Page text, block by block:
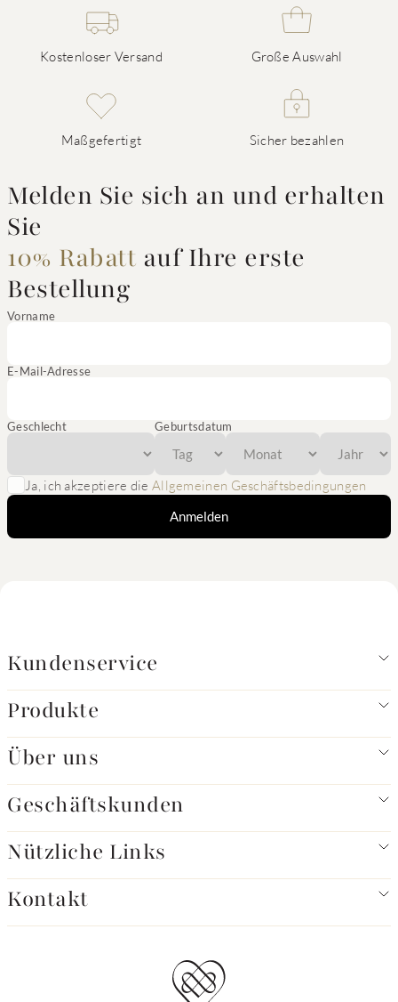
Kostenloser Versand Große Auswahl
Maßgefertigt Sicher bezahlen
Melden Sie sich an und erhalten
Sie
10% Rabatt auf Ihre erste
Bestellung
Vorname
E-Mail-Adresse
Geschlecht Geburtsdatum
Ja, ich akzeptiere die Allgemeinen Geschäftsbedingungen
Anmelden
Kundenservice
Produkte
Über uns
Geschäftskunden
Nützliche Links
Kontakt